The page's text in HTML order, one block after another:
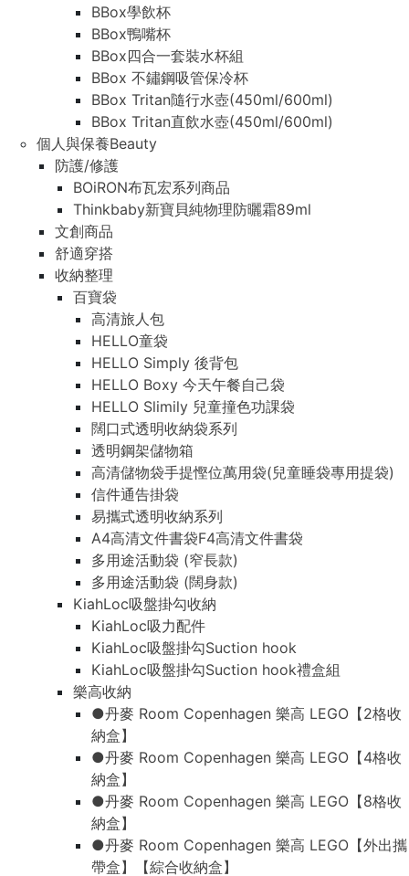
BBox學飲杯
BBox鴨嘴杯
BBox四合一套裝水杯組
BBox 不鏽鋼吸管保冷杯
BBox Tritan隨行水壺(450ml/600ml)
BBox Tritan直飲水壺(450ml/600ml)
個人與保養Beauty
防護/修護
BOiRON布瓦宏系列商品
Thinkbaby新寶貝純物理防曬霜89ml
文創商品
舒適穿搭
收納整理
百寶袋
高清旅人包
HELLO童袋
HELLO Simply 後背包
HELLO Boxy 今天午餐自己袋
HELLO Slimily 兒童撞色功課袋
闊口式透明收納袋系列
透明鋼架儲物箱
高清儲物袋手提慳位萬用袋(兒童睡袋專用提袋)
信件通告掛袋
易攜式透明收納系列
A4高清文件書袋F4高清文件書袋
多用途活動袋 (窄長款)
多用途活動袋 (闊身款)
KiahLoc吸盤掛勾收納
KiahLoc吸力配件
KiahLoc吸盤掛勾Suction hook
KiahLoc吸盤掛勾Suction hook禮盒組
樂高收納
●丹麥 Room Copenhagen 樂高 LEGO【2格收
納盒】
●丹麥 Room Copenhagen 樂高 LEGO【4格收
納盒】
●丹麥 Room Copenhagen 樂高 LEGO【8格收
納盒】
●丹麥 Room Copenhagen 樂高 LEGO【外出攜
帶盒】【綜合收納盒】